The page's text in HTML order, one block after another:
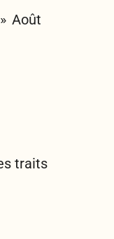
» Août
traits